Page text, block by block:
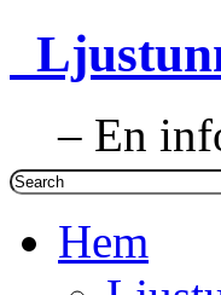
– En
Hem